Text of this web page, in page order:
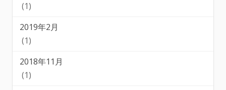
(1)
2019年2月
(1)
2018年11月
(1)